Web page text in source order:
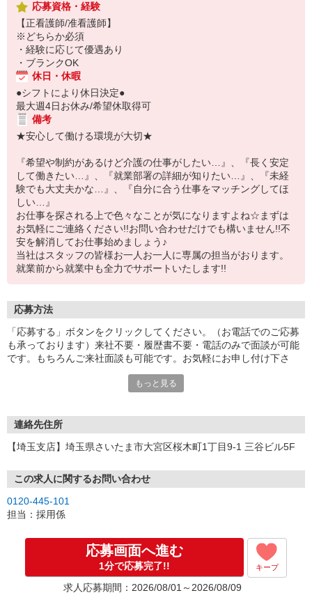
応募資格・経験
【正看護師/准看護師】
※どちらか必須
・経験に応じて優遇あり
・ブランクOK
休日・休暇
●シフトにより休日決定●
最大週4日お休み/希望休取得可
備考
★安心して働ける環境が大切★
『希望や制約があるけど介護の仕事がしたい…』、『長く安定
して働きたい…』、『就業部署の詳細が知りたい…』、『未経
験でも大丈夫かな…』、『自分に合う仕事をマッチングしてほ
しい…』
お仕事を探される上で色々なことが気になりますよね☆まずは
お気軽にご連絡ください!!お問い合わせだけでも構いません!!不
安を解消してお仕事始めましょう♪
当社はスタッフの皆様お一人お一人に専属の担当がおります。
就業前から就業中も全力でサポートいたします!!
応募方法
「応募する」ボタンをクリックしてください。（お電話でのご応募
も承っております）来社不要・履歴書不要・電話のみで面談が可能
です。もちろんご来社面談も可能です。お気軽にお申し付け下さ
もっと見る
連絡先住所
【埼玉支店】埼玉県さいたま市大宮区桜木町1丁目9-1 三谷ビル5F
この求人に関するお問い合わせ
0120-445-101
担当：採用係
応募画面へ進む
1分で応募完了!! キープ
求人応募期間：2026/08/01～2026/08/09